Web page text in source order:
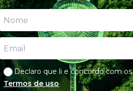
Declaro que li e concordo com os
Termos de uso